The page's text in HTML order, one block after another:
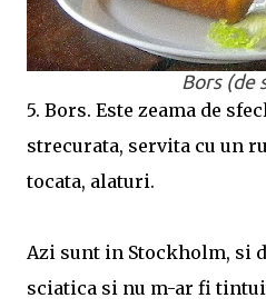
Bors (de
5. Bors. Este zeama de
strecurata, servita cu un
tocata, alaturi.
Azi sunt in Stockholm, si
sciatica si nu m-ar fi